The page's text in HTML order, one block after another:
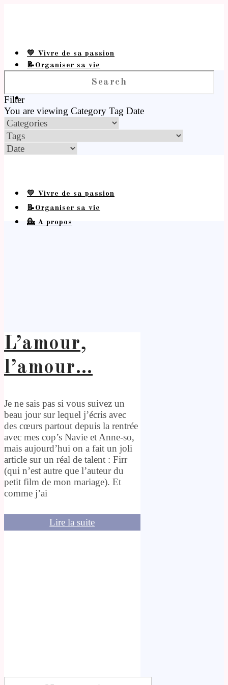
💛 Vivre de sa passion
📝Organiser sa vie
Filter
You are viewing Category Tag Date
💛 Vivre de sa passion
📝Organiser sa vie
💁 A propos
L’amour,
l’amour…
Je ne sais pas si vous suivez un
beau jour sur lequel j’écris avec
des cœurs partout depuis la rentrée
avec mes cop’s Navie et Anne-so,
mais aujourd’hui on a fait un joli
article sur un réal de talent : Firr
(qui n’est autre que l’auteur du
petit film de mon mariage). Et
comme j’ai
Lire la suite